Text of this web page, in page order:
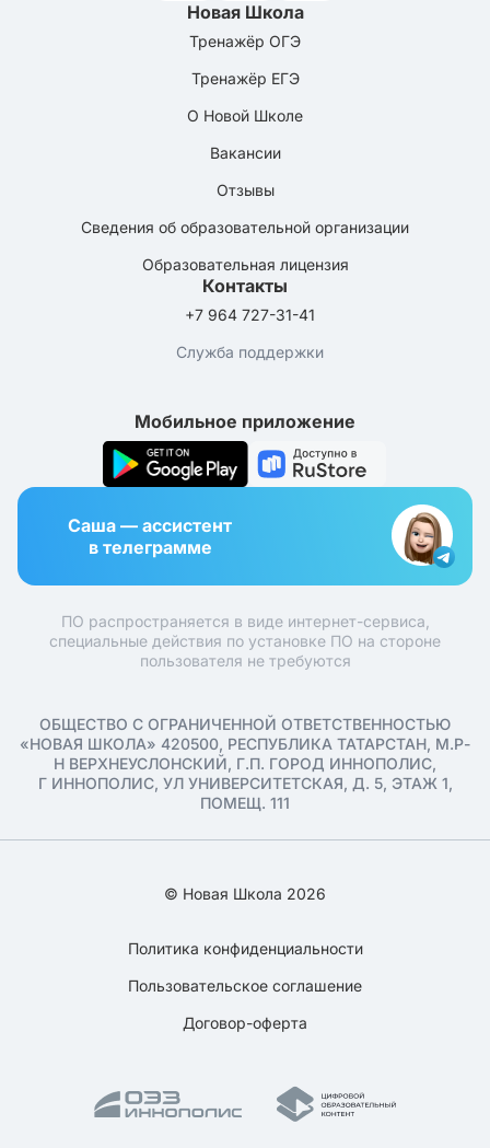
Новая Школа
Тренажёр ОГЭ
Тренажёр ЕГЭ
О Новой Школе
Вакансии
Отзывы
Сведения об образовательной организации
Образовательная лицензия
Контакты
+7 964 727-31-41
Служба поддержки
Мобильное приложение
Саша — ассистент
в телеграмме
ПО распространяется в виде интернет-сервиса,
специальные действия по установке ПО на стороне
пользователя не требуются
ОБЩЕСТВО С ОГРАНИЧЕННОЙ ОТВЕТСТВЕННОСТЬЮ
«НОВАЯ ШКОЛА» 420500, РЕСПУБЛИКА ТАТАРСТАН, М.Р-
Н ВЕРХНЕУСЛОНСКИЙ, Г.П. ГОРОД ИННОПОЛИС,
Г ИННОПОЛИС, УЛ УНИВЕРСИТЕТСКАЯ, Д. 5, ЭТАЖ 1,
ПОМЕЩ. 111
© Новая Школа 2026
Политика конфиденциальности
Пользовательское соглашение
Договор-оферта